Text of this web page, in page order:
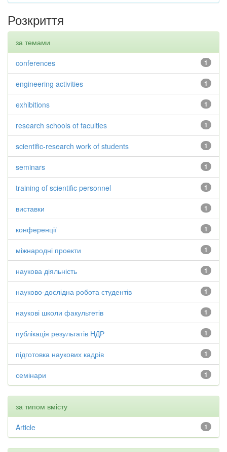
Розкриття
за темами
1
conferences
1
engineering activities
1
exhibitions
1
research schools of faculties
1
scientific-research work of students
1
seminars
1
training of scientific personnel
1
виставки
1
конференції
1
міжнародні проекти
1
наукова діяльність
1
науково-дослідна робота студентів
1
наукові школи факультетів
1
публікація результатів НДР
1
підготовка наукових кадрів
1
семінари
за типом вмісту
1
Article